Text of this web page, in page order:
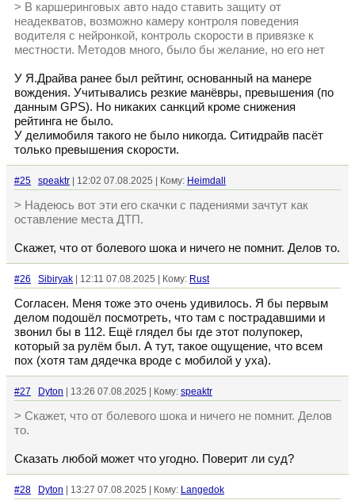
> В каршеринговых авто надо ставить защиту от
неадекватов, возможно камеру контроля поведения
водителя с нейронкой, контроль скорости в привязке к
местности. Методов много, было бы желание, но его нет
У Я.Драйва ранее был рейтинг, основанный на манере
вождения. Учитывались резкие манёвры, превышения (по
данным GPS). Но никаких санкций кроме снижения
рейтинга не было.
У делимобиля такого не было никогда. Ситидрайв пасёт
только превышения скорости.
#25 speaktr | 12:02 07.08.2025 | Кому: Heimdall
> Надеюсь вот эти его скачки с падениями зачтут как
оставление места ДТП.
Скажет, что от болевого шока и ничего не помнит. Делов то.
#26 Sibiryak | 12:11 07.08.2025 | Кому: Rust
Согласен. Меня тоже это очень удивилось. Я бы первым
делом подошёл посмотреть, что там с пострадавшими и
звонил бы в 112. Ещё глядел бы где этот полупокер,
который за рулём был. А тут, такое ощущение, что всем
пох (хотя там дядечка вроде с мобилой у уха).
#27 Dyton | 13:26 07.08.2025 | Кому: speaktr
> Скажет, что от болевого шока и ничего не помнит. Делов
то.
Сказать любой может что угодно. Поверит ли суд?
#28 Dyton | 13:27 07.08.2025 | Кому: Langedok